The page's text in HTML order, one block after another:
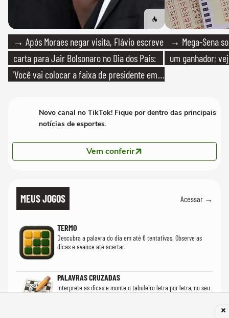
→ Após Moraes negar visita, Flávio escreve
carta para Jair Bolsonaro no Dia dos Pais:
'Você vai colocar a faixa de presidente em
→ Mega-Sena
um ganhador;
Novo canal no TikTok! Fique por dentro das principais
notícias de esportes.
Vem conferir
MEUS JOGOS Acessar →
TERMO
Descubra a palavra do dia em até 6 tentativas. Observe as
dicas e avance até acertar.
PALAVRAS CRUZADAS
Interprete as dicas e monte o tabuleiro letra por letra, no seu